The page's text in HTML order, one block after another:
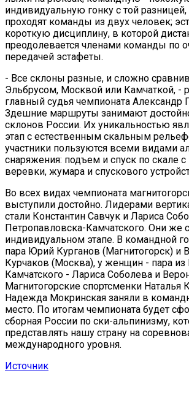
индивидуальную гонку с той разницей,
проходят команды из двух человек;
короткую дисциплину, в которой
преодолевается членами команды по
передачей эстафеты.
- Все склоны разные, и сложно
Эльбрусом, Москвой или Камчаткой, -
главный судья чемпионата Александр
Здешние маршруты занимают
склонов России. Их уникальностью
этап с естественным скальным
участники пользуются всеми видами
снаряжения: подъем и спуск по скале
веревки, жумара и спускового
Во всех видах чемпионата
выступили достойно. Лидерами
стали Константин Савчук и Лариса
Петропавловска-Камчатского. Они же
индивидуальном этапе. В командной
пара Юрий Курганов (Магнитогорск) и
Курчаков (Москва), у женщин - пара из
Камчатского - Лариса Соболева и
Магнитогорские спортсменки Наталья
Надежда Мокринская заняли в
место. По итогам чемпионата будет
сборная России по ски-альпинизму,
представлять нашу страну на
международного уровня.
Источник